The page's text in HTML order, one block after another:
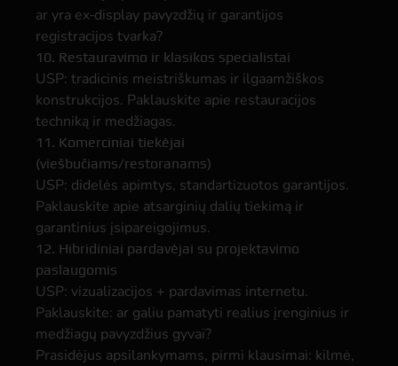
ar yra ex‑display pavyzdžių ir garantijos
registracijos tvarka?
10. Restauravimo ir klasikos specialistai
USP: tradicinis meistriškumas ir ilgaamžiškos
konstrukcijos. Paklauskite apie restauracijos
techniką ir medžiagas.
11. Komerciniai tiekėjai
(viešbučiams/restoranams)
USP: didelės apimtys, standartizuotos garantijos.
Paklauskite apie atsarginių dalių tiekimą ir
garantinius įsipareigojimus.
12. Hibridiniai pardavėjai su projektavimo
paslaugomis
USP: vizualizacijos + pardavimas internetu.
Paklauskite: ar galiu pamatyti realius įrenginius ir
medžiagų pavyzdžius gyvai?
Prasidėjus apsilankymams, pirmi klausimai: kilmė,